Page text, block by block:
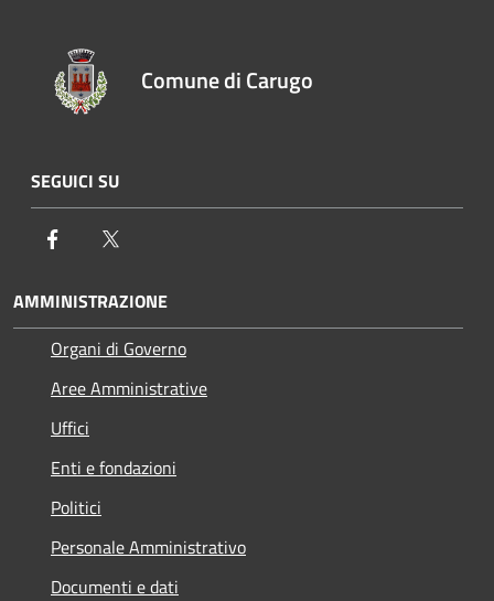
Comune di Carugo
SEGUICI SU
Facebook
AMMINISTRAZIONE
Organi di Governo
Aree Amministrative
Uffici
Enti e fondazioni
Politici
Personale Amministrativo
Documenti e dati